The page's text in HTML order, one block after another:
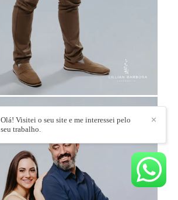
✕
Olá! Visitei o seu site e me interessei pelo
seu trabalho.